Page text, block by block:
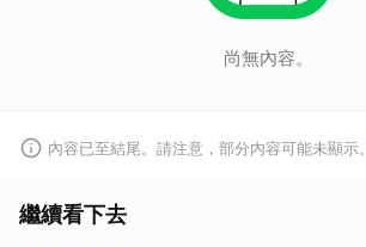
尚無內容。
內容已至結尾。請注意，部分內容可能未顯示。
繼續看下去